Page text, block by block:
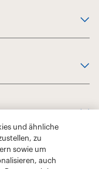
und ähnliche
zu
sowie um
auch